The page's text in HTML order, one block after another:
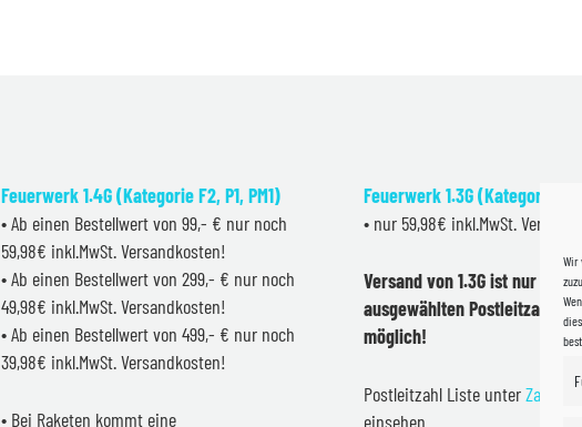
Wir
Feuerwerk 1.4G (Kategorie F2, P1, PM1)
• Ab einen Bestellwert von 99,- € nur noch
59,98€ inkl.MwSt. Versandkosten!
• Ab einen Bestellwert von 299,- € nur noch
49,98€ inkl.MwSt. Versandkosten!
• Ab einen Bestellwert von 499,- € nur noch
39,98€ inkl.MwSt. Versandkosten!
• Bei Raketen kommt eine
Feuerwerk 1.3G (Kategorie F2)
• nur 59,98€ inkl.MwSt.
Versand von 1.3G ist nur
ausgewählten Postleitzahlen
möglich!
Postleitzahl Liste unter
einsehen.